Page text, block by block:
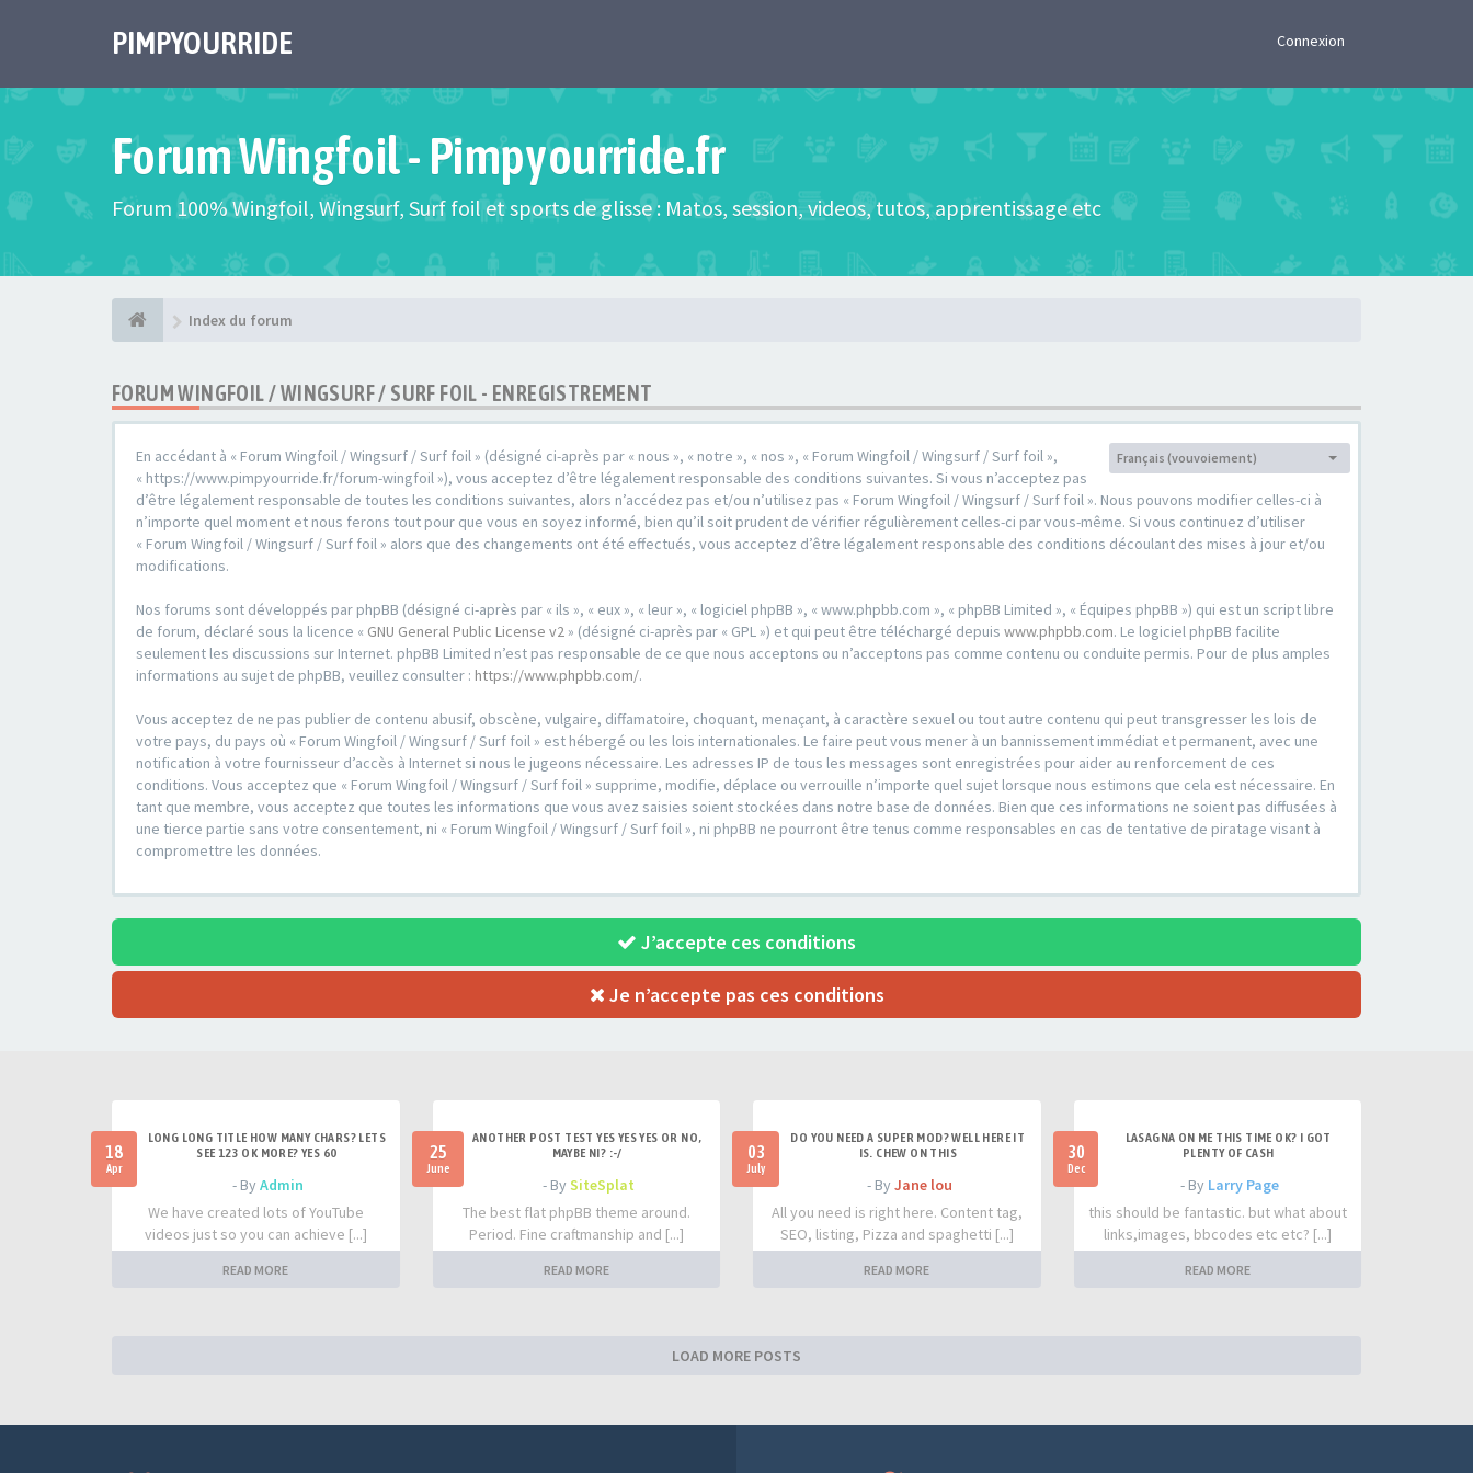
PIMPYOURRIDE Connexion
Forum Wingfoil - Pimpyourride.fr
Forum 100% Wingfoil, Wingsurf, Surf foil et sports de glisse : Matos, session, videos, tutos, apprentissage etc
Index du forum
FORUM WINGFOIL / WINGSURF / SURF FOIL - ENREGISTREMENT
Langue :
Français (vouvoiement)
En accédant à « Forum Wingfoil / Wingsurf / Surf foil » (désigné ci-après par « nous », « notre », « nos », « Forum Wingfoil / Wingsurf / Surf foil »,
« https://www.pimpyourride.fr/forum-wingfoil »), vous acceptez d’être légalement responsable des conditions suivantes. Si vous n’acceptez pas
d’être légalement responsable de toutes les conditions suivantes, alors n’accédez pas et/ou n’utilisez pas « Forum Wingfoil / Wingsurf / Surf foil ». Nous pouvons modifier celles-ci à
n’importe quel moment et nous ferons tout pour que vous en soyez informé, bien qu’il soit prudent de vérifier régulièrement celles-ci par vous-même. Si vous continuez d’utiliser
« Forum Wingfoil / Wingsurf / Surf foil » alors que des changements ont été effectués, vous acceptez d’être légalement responsable des conditions découlant des mises à jour et/ou
modifications.
Nos forums sont développés par phpBB (désigné ci-après par « ils », « eux », « leur », « logiciel phpBB », « www.phpbb.com », « phpBB Limited », « Équipes phpBB ») qui est un script libre
de forum, déclaré sous la licence « GNU General Public License v2 » (désigné ci-après par « GPL ») et qui peut être téléchargé depuis www.phpbb.com. Le logiciel phpBB facilite
seulement les discussions sur Internet. phpBB Limited n’est pas responsable de ce que nous acceptons ou n’acceptons pas comme contenu ou conduite permis. Pour de plus amples
informations au sujet de phpBB, veuillez consulter : https://www.phpbb.com/.
Vous acceptez de ne pas publier de contenu abusif, obscène, vulgaire, diffamatoire, choquant, menaçant, à caractère sexuel ou tout autre contenu qui peut transgresser les lois de
votre pays, du pays où « Forum Wingfoil / Wingsurf / Surf foil » est hébergé ou les lois internationales. Le faire peut vous mener à un bannissement immédiat et permanent, avec une
notification à votre fournisseur d’accès à Internet si nous le jugeons nécessaire. Les adresses IP de tous les messages sont enregistrées pour aider au renforcement de ces
conditions. Vous acceptez que « Forum Wingfoil / Wingsurf / Surf foil » supprime, modifie, déplace ou verrouille n’importe quel sujet lorsque nous estimons que cela est nécessaire. En
tant que membre, vous acceptez que toutes les informations que vous avez saisies soient stockées dans notre base de données. Bien que ces informations ne soient pas diffusées à
une tierce partie sans votre consentement, ni « Forum Wingfoil / Wingsurf / Surf foil », ni phpBB ne pourront être tenus comme responsables en cas de tentative de piratage visant à
compromettre les données.
J’accepte ces conditions
Je n’accepte pas ces conditions
18
Apr
LONG LONG TITLE HOW MANY CHARS? LETS
SEE 123 OK MORE? YES 60
- ByAdmin
We have created lots of YouTube
videos just so you can achieve [...]
READ MORE
25
June
ANOTHER POST TEST YES YES YES OR NO,
MAYBE NI? :-/
- BySiteSplat
The best flat phpBB theme around.
Period. Fine craftmanship and [...]
READ MORE
03
July
DO YOU NEED A SUPER MOD? WELL HERE IT
IS. CHEW ON THIS
- By Jane lou
All you need is right here. Content tag,
SEO, listing, Pizza and spaghetti [...]
READ MORE
30
Dec
LASAGNA ON ME THIS TIME OK? I GOT
PLENTY OF CASH
- By Larry Page
this should be fantastic. but what about
links,images, bbcodes etc etc? [...]
READ MORE
LOAD MORE POSTS